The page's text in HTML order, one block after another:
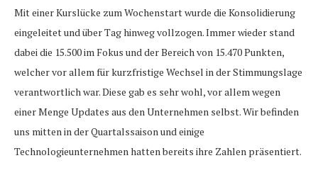
Mit einer Kurslücke zum Wochenstart wurde die Konsolidierung
eingeleitet und über Tag hinweg vollzogen. Immer wieder stand
dabei die 15.500 im Fokus und der Bereich von 15.470 Punkten,
welcher vor allem für kurzfristige Wechsel in der Stimmungslage
verantwortlich war. Diese gab es sehr wohl, vor allem wegen
einer Menge Updates aus den Unternehmen selbst. Wir befinden
uns mitten in der Quartalssaison und einige
Technologieunternehmen hatten bereits ihre Zahlen präsentiert.